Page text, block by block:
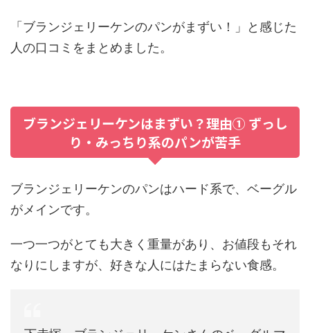
「ブランジェリーケンのパンがまずい！」と感じた
人の口コミをまとめました。
ブランジェリーケンはまずい？理由① ずっし
り・みっちり系のパンが苦手
ブランジェリーケンのパンはハード系で、ベーグル
がメインです。
一つ一つがとても大きく重量があり、お値段もそれ
なりにしますが、好きな人にはたまらない食感。